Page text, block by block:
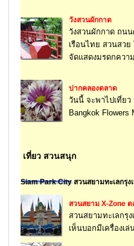
วังสวนผักกาด
วังสวนผักกาด ถน
เรือนไทย สวนสวย
จัดแสดงมรดกควา
ปากคลองตลาด
วันนี้ จะพาไปเที่ย
Bangkok
เที่ยว สวนสนุก
Siam Park City สวนสยามทะเลกรุง
สวนสยาม X-Zone ต
สวนสยามทะเลกรุง
เห็นบอกมีเครื่องเ